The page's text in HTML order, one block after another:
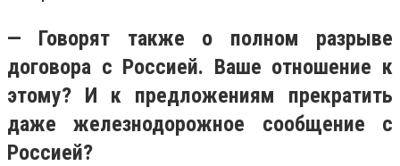
— Говорят также о полном разрыве
договора с Россией. Ваше отношение к
этому? И к предложениям прекратить
даже железнодорожное сообщение с
Россией?